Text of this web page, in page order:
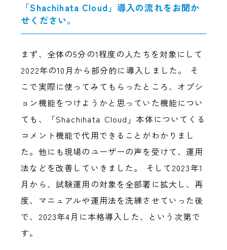
「Shachihata Cloud」導入の流れをお聞か
せください。
まず、全体の5分の1程度の人たちを対象にして
2022年の10月から部分的に導入しました。 そ
こで実際に使ってみてもらったところ、オプシ
ョン機能をつけようかと思っていた機能につい
ても、「Shachihata Cloud」本体についてくる
コメント機能で代用できることがわかりまし
た。他にも現場のユーザーの声を受けて、運用
法などを改善していきました。 そして2023年1
月から、試験運用の対象を全部署に拡大し、再
度、マニュアルや運用法を洗練させていった後
で、2023年4月に本格導入した、という次第で
す。